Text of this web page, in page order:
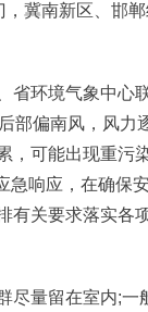
冀南新区、邯郸
环境气象中心
部偏南风，风力
，可能出现重污
急响应，在确保
有关要求落实各
量留在室内;一